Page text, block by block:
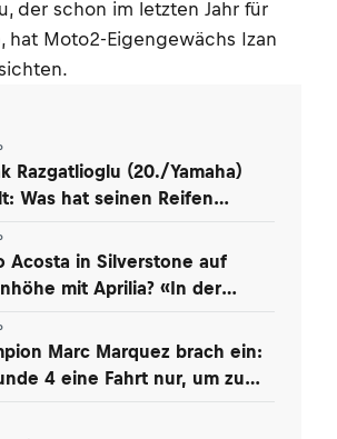
der schon im letzten Jahr für
hat Moto2-Eigengewächs Izan
Razgatlioglu (20./Yamaha)
Was hat seinen Reifen
Acosta in Silverstone auf
mit Aprilia? «In der
Marc Marquez brach ein:
4 eine Fahrt nur, um zu